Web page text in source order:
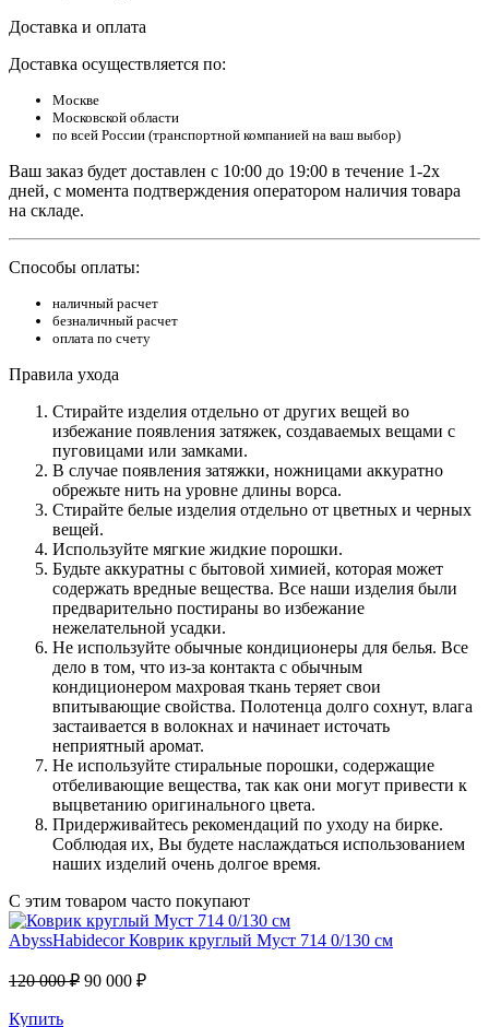
Доставка и оплата
Доставка осуществляется по:
Москве
Московской области
по всей России (транспортной компанией на ваш выбор)
Ваш заказ будет доставлен с 10:00 до 19:00 в течение 1-2х
дней, с момента подтверждения оператором наличия товара
на складе.
Способы оплаты:
наличный расчет
безналичный расчет
оплата по счету
Правила ухода
Стирайте изделия отдельно от других вещей во
избежание появления затяжек, создаваемых вещами с
пуговицами или замками.
В случае появления затяжки, ножницами аккуратно
обрежьте нить на уровне длины ворса.
Стирайте белые изделия отдельно от цветных и черных
вещей.
Используйте мягкие жидкие порошки.
Будьте аккуратны с бытовой химией, которая может
содержать вредные вещества. Все наши изделия были
предварительно постираны во избежание
нежелательной усадки.
Не используйте обычные кондиционеры для белья. Все
дело в том, что из-за контакта с обычным
кондиционером махровая ткань теряет свои
впитывающие свойства. Полотенца долго сохнут, влага
застаивается в волокнах и начинает источать
неприятный аромат.
Не используйте стиральные порошки, содержащие
отбеливающие вещества, так как они могут привести к
выцветанию оригинального цвета.
Придерживайтесь рекомендаций по уходу на бирке.
Соблюдая их, Вы будете наслаждаться использованием
наших изделий очень долгое время.
С этим товаром часто покупают
AbyssHabidecor Коврик круглый Муст 714 0/130 см
120 000 ₽ 90 000 ₽
Купить